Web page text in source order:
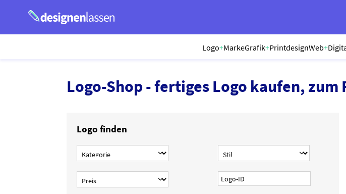
Logo+MarkeGrafik+PrintdesignWeb+
Logo-Shop - fertiges Logo kaufen, zum
Logo finden